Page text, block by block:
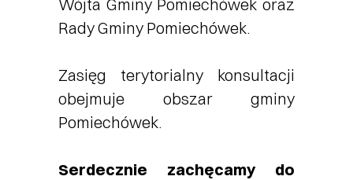
Wójta Gminy Pomiechówek oraz
Rady Gminy Pomiechówek.
Zasięg terytorialny konsultacji
obejmuje obszar gminy
Pomiechówek.
Serdecznie zachęcamy do